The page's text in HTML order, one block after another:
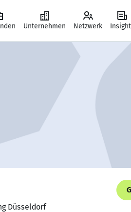
Unternehmen Netzwerk
Düsseldorf